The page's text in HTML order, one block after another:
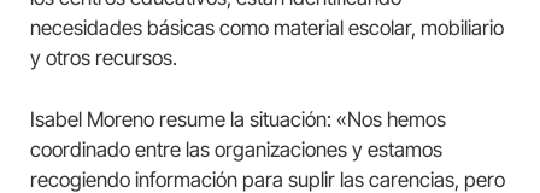
necesidades básicas como material escolar, mobiliario
y otros recursos.
Isabel Moreno resume la situación: «Nos hemos
coordinado entre las organizaciones y estamos
recogiendo información para suplir las carencias, pero